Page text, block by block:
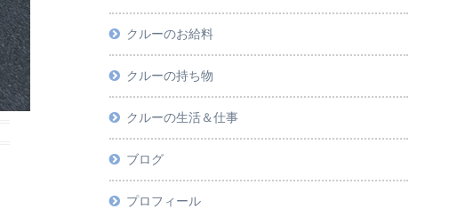
クルーのお給料
クルーの持ち物
クルーの生活＆仕事
ブログ
プロフィール